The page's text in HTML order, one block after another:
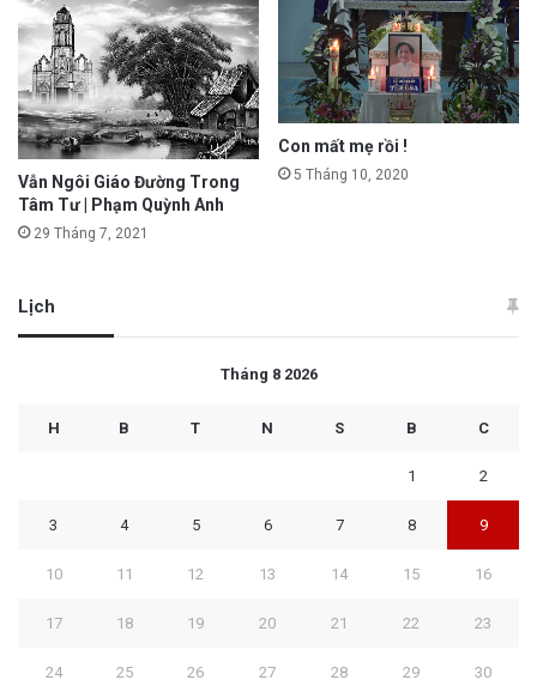
Vẫn Ngôi Giáo Đường Trong
Tâm Tư | Phạm Quỳnh Anh
29 Tháng 7, 2021
Con mất mẹ rồi !
5 Tháng 10, 2020
Lịch
Tháng 8 2026
H B T N S B C
1 2
3 4 5 6 7 8 9
10 11 12 13 14 15 16
17 18 19 20 21 22 23
24 25 26 27 28 29 30